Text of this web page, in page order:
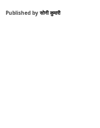
Published by सोनी कुमारी